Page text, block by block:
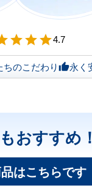
starstarstar4.7
ちのこだわりthumb_up永く
おすすめ！
はこちらです